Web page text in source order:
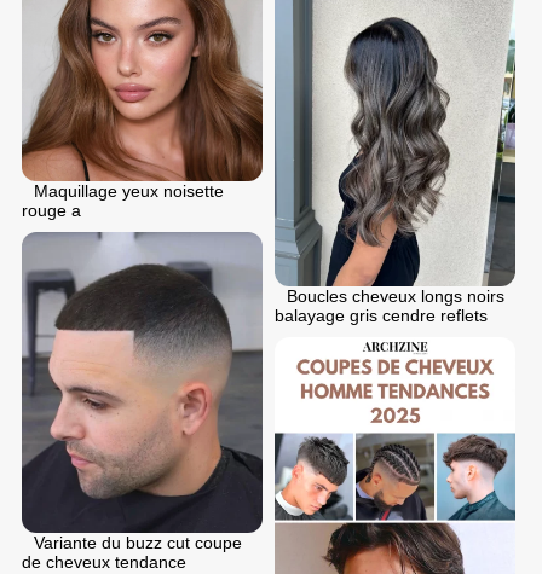
Maquillage yeux noisette
rouge a
Boucles cheveux longs noirs
balayage gris cendre reflets
Variante du buzz cut coupe
de cheveux tendance